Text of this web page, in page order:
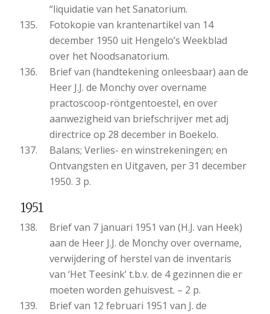
“liquidatie van het Sanatorium.
Fotokopie van krantenartikel van 14
december 1950 uit Hengelo’s Weekblad
over het Noodsanatorium.
Brief van (handtekening onleesbaar) aan de
Heer J.J. de Monchy over overname
practoscoop-röntgentoestel, en over
aanwezigheid van briefschrijver met adj
directrice op 28 december in Boekelo.
Balans; Verlies- en winstrekeningen; en
Ontvangsten en Uitgaven, per 31 december
1950. 3 p.
1951
Brief van 7 januari 1951 van (H.J. van Heek)
aan de Heer J.J. de Monchy over overname,
verwijdering of herstel van de inventaris
van ‘Het Teesink’ t.b.v. de 4 gezinnen die er
moeten worden gehuisvest. – 2 p.
Brief van 12 februari 1951 van J. de